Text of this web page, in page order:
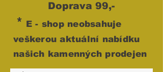
Doprava 99,-
* E - shop neobsahuje
veškerou aktuální nabídku
našich kamenných prodejen